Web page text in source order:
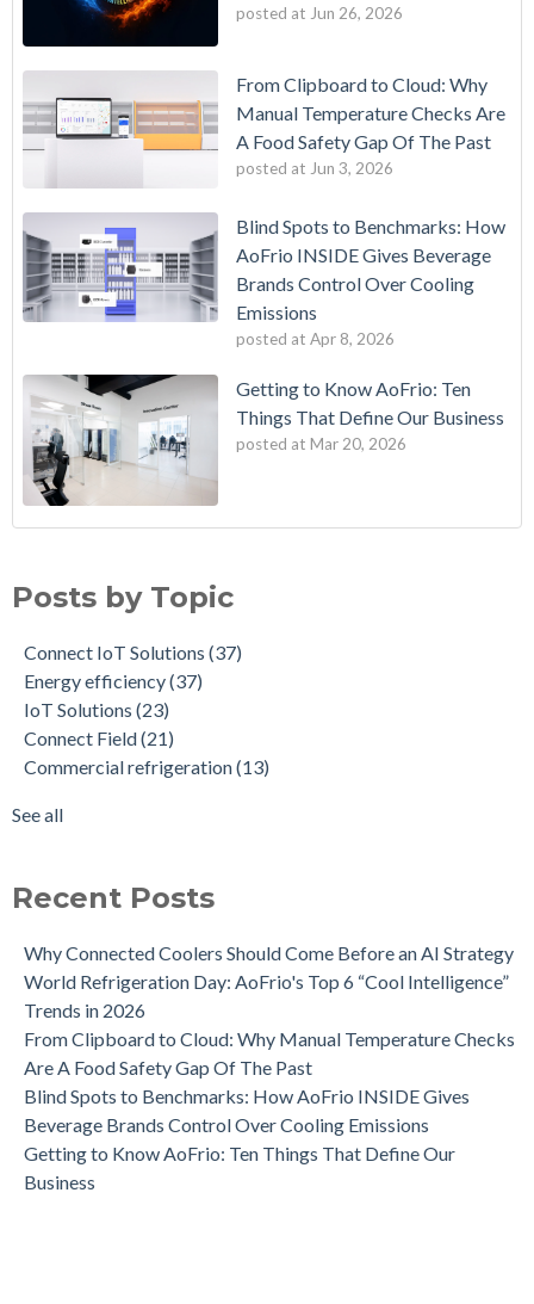
posted at Jun 26, 2026
From Clipboard to Cloud: Why
Manual Temperature Checks Are
A Food Safety Gap Of The Past
posted at Jun 3, 2026
Blind Spots to Benchmarks: How
AoFrio INSIDE Gives Beverage
Brands Control Over Cooling
Emissions
posted at Apr 8, 2026
Getting to Know AoFrio: Ten
Things That Define Our Business
posted at Mar 20, 2026
ECR 2 timed behaviors
A sneak peek at the Connect Monitor
Charting new horizons: Rodrigo Silva's story of passion and
dedication at AoFrio
The Impact of Quality on Total Cost of Ownership: Unveiling
the Hidden Value
AoFrio’s customers
solution
AI already knows more about your commercial refrigerator
than you
IoT Solutions(23)
Commercial refrigeration(13)
Wellington ECR Motors
Fan Motor(8)
AoFrio iQ (7)
ECR 2 motor(7)
see all
Posts by Topic
Connect IoT Solutions (37)
Energy efficiency(37)
IoT Solutions (23)
Connect Field(21)
Commercial refrigeration(13)
See all
Recent Posts
Why Connected Coolers Should Come Before an AI Strategy
World Refrigeration Day: AoFrio's Top 6 “Cool Intelligence”
Trends in 2026
From Clipboard to Cloud: Why Manual Temperature Checks
Are A Food Safety Gap Of The Past
Blind Spots to Benchmarks: How AoFrio INSIDE Gives
Beverage Brands Control Over Cooling Emissions
Getting to Know AoFrio: Ten Things That Define Our
Business